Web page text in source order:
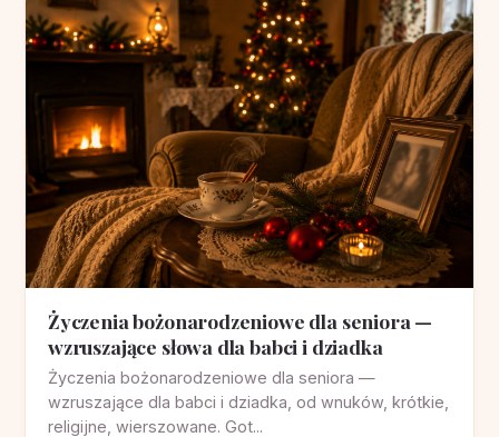
Życzenia bożonarodzeniowe dla seniora —
wzruszające słowa dla babci i dziadka
Życzenia bożonarodzeniowe dla seniora —
wzruszające dla babci i dziadka, od wnuków, krótkie,
religijne, wierszowane. Got...